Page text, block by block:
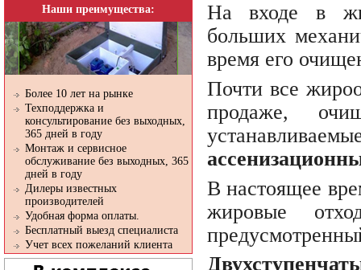
Наши преимущества:
Более 10 лет на рынке
Техподдержка и
консультирование без выходных,
365 дней в году
Монтаж и сервисное
обслуживание без выходных, 365
дней в году
Дилеры известных
производителей
Удобная форма оплаты.
Бесплатный выезд специалиста
Учет всех пожеланий клиента
На входе в
больших
время его
Почти все
продаже,
В настоящее
жировые